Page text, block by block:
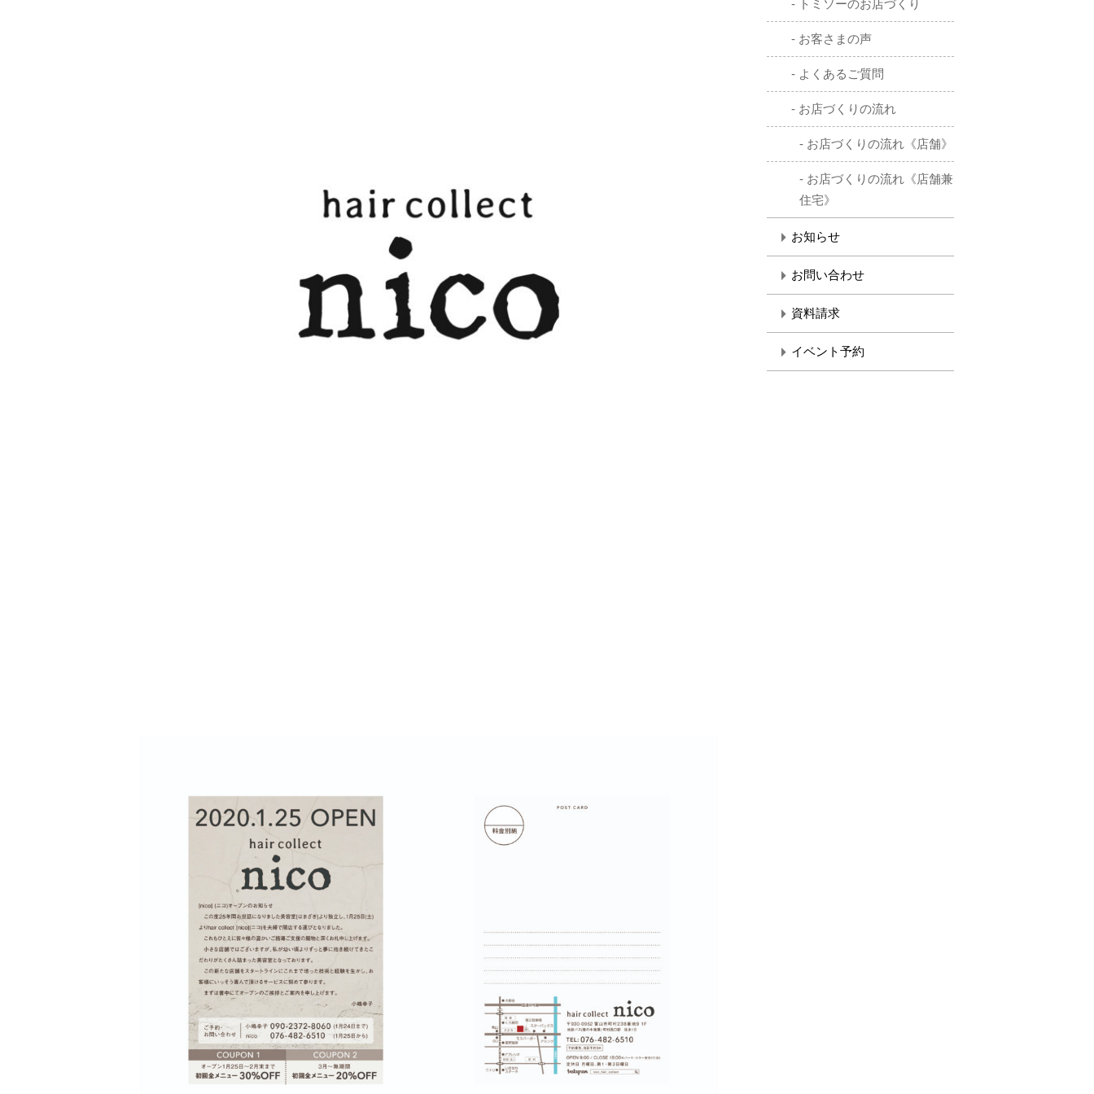
トミソーのお店づくり
お客さまの声
よくあるご質問
お店づくりの流れ
お店づくりの流れ《店舗》
お店づくりの流れ《店舗兼
住宅》
お知らせ
お問い合わせ
資料請求
イベント予約